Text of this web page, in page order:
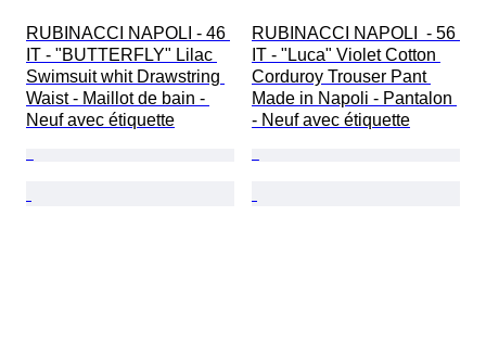
RUBINACCI NAPOLI - 46
IT - "BUTTERFLY" Lilac
Swimsuit whit Drawstring
Waist - Maillot de bain -
Neuf avec étiquette
RUBINACCI NAPOLI  - 56
IT - "Luca" Violet Cotton
Corduroy Trouser Pant
Made in Napoli - Pantalon
- Neuf avec étiquette